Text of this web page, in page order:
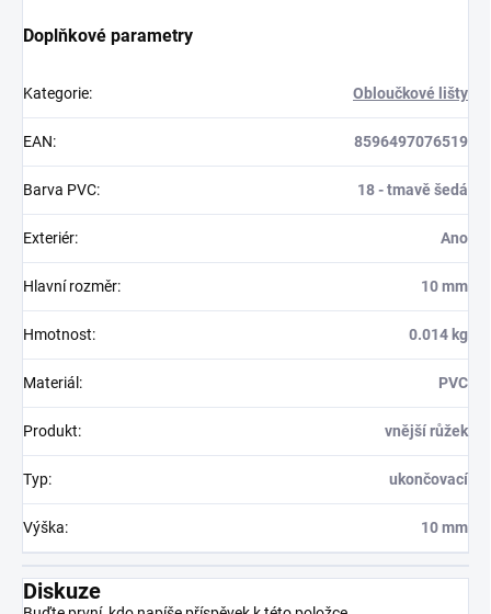
Doplňkové parametry
Kategorie: Obloučkové lišty
EAN: 8596497076519
Barva PVC: 18 - tmavě šedá
Exteriér: Ano
Hlavní rozměr: 10 mm
Hmotnost: 0.014 kg
Materiál : PVC
Produkt: vnější růžek
Typ: ukončovací
Výška: 10 mm
Diskuze